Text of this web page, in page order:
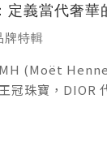
重視氣質多於
格風格，是最
金屬框線，貼
卻在細節中透露
而理性的風格
HM-12】 無邊
求的是一種「隱
盈得彷彿與生俱
性的現代輪廓
和線條完美調
定義當代奢華
牌特輯
(Moët
珠寶，DIOR
的幾何線條，